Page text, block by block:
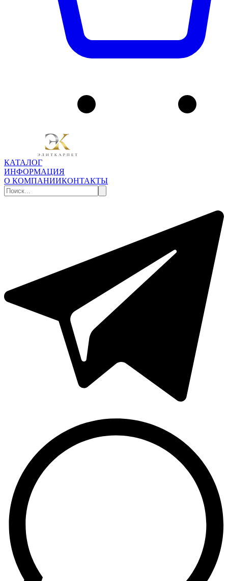
КАТАЛОГ
ИНФОРМАЦИЯ
О КОМПАНИИКОНТАКТЫ